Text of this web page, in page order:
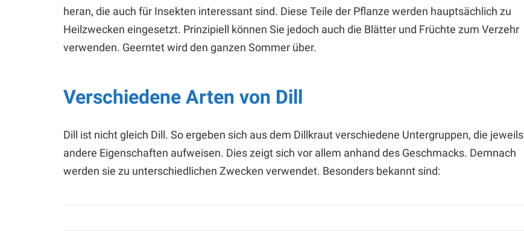
heran, die auch für Insekten interessant sind. Diese Teile der Pflanze werden hauptsächlich zu
Heilzwecken eingesetzt. Prinzipiell können Sie jedoch auch die Blätter und Früchte zum Verzehr
verwenden. Geerntet wird den ganzen Sommer über.
Verschiedene Arten von Dill
Dill ist nicht gleich Dill. So ergeben sich aus dem Dillkraut verschiedene Untergruppen, die jeweils
andere Eigenschaften aufweisen. Dies zeigt sich vor allem anhand des Geschmacks. Demnach
werden sie zu unterschiedlichen Zwecken verwendet. Besonders bekannt sind: